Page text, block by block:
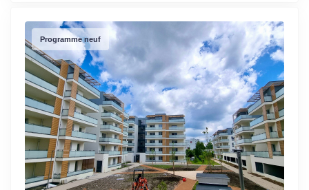
Programme neuf